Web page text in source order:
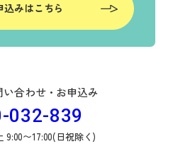
込みはこちら
合わせ・お申込み
032-839
9:00〜17:00(日祝除く)